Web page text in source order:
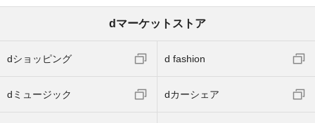
dマーケットストア
dショッピング d fashion
dミュージック dカーシェア